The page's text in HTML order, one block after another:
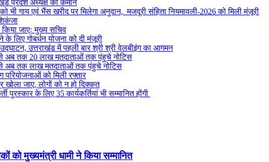
प्रदेश अध्यक्ष की कमान
भी गाय एवं भैंस खरीद पर मिलेगा अनुदान, मजदूरी संहिता नियमावली-2026 को मिली मंजूरी
जाएः मुख्य सचिव
लिए गोबर्धन योजना को दी मंजूरी
उत्तराखंड में पहली बार श्री श्री वेलबीइंग का आगमन
अब तक 20 लाख मतदाताओं तक पंहुचे नोटिस
अब तक लाख मतदाताओं तक पंहुचे नोटिस
परियोजनाओं को मिली रफ्तार
जाए, लोगों को न हो दिक्कत
के लिए 35 कार्यकर्तियां भी सम्मानित होंगी
मुख्यमंत्री धामी ने किया सम्मानित